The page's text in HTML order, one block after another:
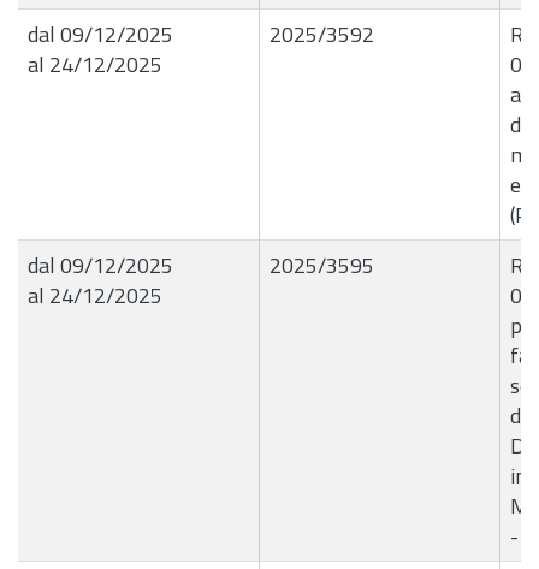
dal 09/12/2025
al 24/12/2025
2025/3592
a
di
dal 09/12/2025
al 24/12/2025
2025/3595
-